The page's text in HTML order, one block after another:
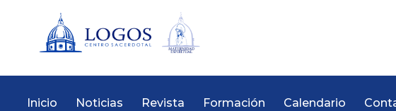
Inicio Noticias Revista Formación Calendario